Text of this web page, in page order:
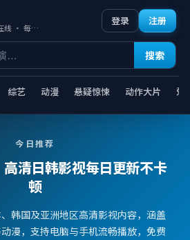
高清日韩片库 · 免费在线 · 每日更新
综艺 动漫 悬疑惊悚 动作大片 爱
搜索
登录 注册
今日推荐
清日韩影视每日更新不卡
顿
韩国及亚洲地区高清影视内容，涵盖
漫，支持电脑与手机流畅播放，免费